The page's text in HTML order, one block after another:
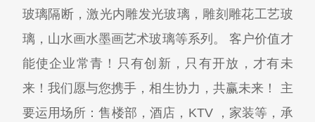
玻璃隔断，激光内雕发光玻璃，雕刻雕花工艺玻
璃，山水画水墨画艺术玻璃等系列。 客户价值才
能使企业常青！只有创新，只有开放，才有未
来！我们愿与您携手，相生协力，共赢未来！ 主
要运用场所：售楼部，酒店，KTV ，家装等，承